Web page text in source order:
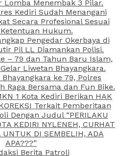
Lomba Menembak 3 Pilar.
Kediri Sudah Menangani
Secara Profesional Sesuai
Ketentuan Hukum.
Pengedar Okerbaya di
Pil LL Diamankan Polisi.
– 79 dan Tahun Baru Islam,
Liwetan Bhayangkara.
ke 79, Polres
Raga Bersama dan Fun Bike.
1 Kota Kediri Berikan HAK
Terkait Pemberitaan
Dengan Judul “PERILAKU
KEDIRI NYLENEH, CURHAT
UNTUK DI SEMBELIH, ADA
APA???”
Berita Patroli